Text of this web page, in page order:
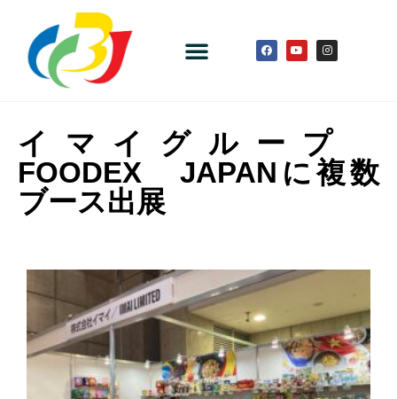
イマイグループ
FOODEX JAPANに複数
ブース出展